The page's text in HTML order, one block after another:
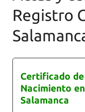
digital y CSV.
de Justicia o
que ofrece el
personalizado.
Registro
Certificado de
Nacimiento en
Salamanca